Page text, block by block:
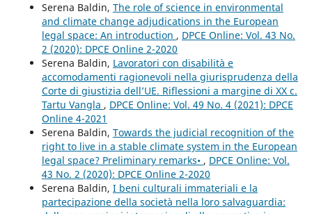
Serena Baldin, The role of science in environmental
and climate change adjudications in the European
legal space: An introduction , DPCE Online: Vol. 43 No.
2 (2020): DPCE Online 2-2020
Serena Baldin, Lavoratori con disabilità e
accomodamenti ragionevoli nella giurisprudenza della
Corte di giustizia dell’UE. Riflessioni a margine di XX c.
Tartu Vangla , DPCE Online: Vol. 49 No. 4 (2021): DPCE
Online 4-2021
Serena Baldin, Towards the judicial recognition of the
right to live in a stable climate system in the European
legal space? Preliminary remarks• , DPCE Online: Vol.
43 No. 2 (2020): DPCE Online 2-2020
Serena Baldin, I beni culturali immateriali e la
partecipazione della società nella loro salvaguardia: